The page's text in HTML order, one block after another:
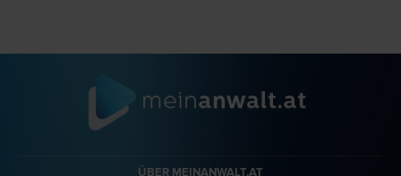
ÜBER MEINANWALT.AT